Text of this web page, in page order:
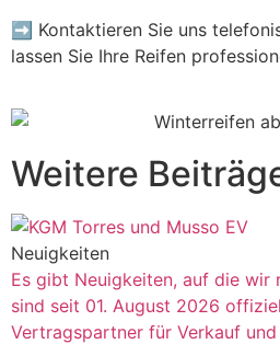
➡ Kontaktieren Sie uns
lassen Sie Ihre Reifen
Weitere
Neuigkeiten
Es gibt Neuigkeiten, auf die wir
sind seit 01. August 2026
Vertragspartner für Verkauf